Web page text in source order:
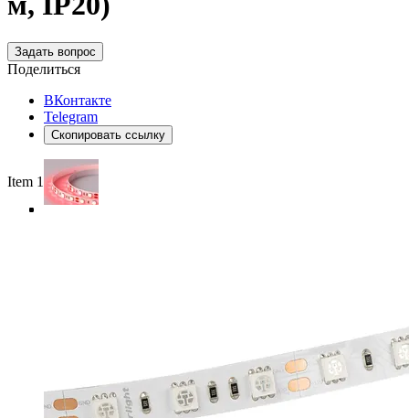
Задать вопрос
Поделиться
ВКонтакте
Telegram
Скопировать ссылку
Item 1 of 4